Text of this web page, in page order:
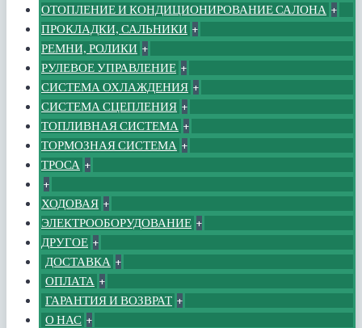
ОТОПЛЕНИЕ И КОНДИЦИОНИРОВАНИЕ САЛОНА +
ПРОКЛАДКИ, САЛЬНИКИ +
РЕМНИ, РОЛИКИ +
РУЛЕВОЕ УПРАВЛЕНИЕ +
СИСТЕМА ОХЛАЖДЕНИЯ +
СИСТЕМА СЦЕПЛЕНИЯ +
ТОПЛИВНАЯ СИСТЕМА +
ТОРМОЗНАЯ СИСТЕМА +
ТРОСА +
+
ХОДОВАЯ +
ЭЛЕКТРООБОРУДОВАНИЕ +
ДРУГОЕ +
ДОСТАВКА +
ОПЛАТА +
ГАРАНТИЯ И ВОЗВРАТ +
О НАС +